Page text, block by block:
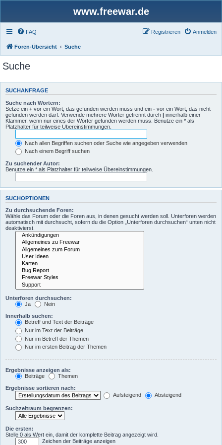
www.freewar.de
FAQ Anmelden
Registrieren
Foren-Übersicht Suche
Suche
SUCHANFRAGE
Suche nach Wörtern:
Setze ein + vor ein Wort, das gefunden werden muss und ein - vor ein Wort, das nicht
gefunden werden darf. Verwende mehrere Wörter getrennt durch | innerhalb einer
Klammer, wenn nur eines der Wörter gefunden werden muss. Benutze ein * als
Platzhalter für teilweise Übereinstimmungen.
Nach allen Begriffen suchen oder Suche wie angegeben verwenden
Nach einem Begriff suchen
Zu suchender Autor:
Benutze ein * als Platzhalter für teilweise Übereinstimmungen.
SUCHOPTIONEN
Zu durchsuchende Foren:
Wähle das Forum oder die Foren aus, in denen gesucht werden soll. Unterforen werden
automatisch mit durchsucht, sofern du die Option „Unterforen durchsuchen“ unten nicht
deaktivierst.
Unterforen durchsuchen:
Ja
Nein
Innerhalb suchen:
Betreff und Text der Beiträge
Nur im Text der Beiträge
Nur im Betreff der Themen
Nur im ersten Beitrag der Themen
Ergebnisse anzeigen als:
Beiträge
Themen
Ergebnisse sortieren nach:
Aufsteigend
Absteigend
Suchzeitraum begrenzen:
Die ersten:
Stelle 0 als Wert ein, damit der komplette Beitrag angezeigt wird.
Zeichen der Beiträge anzeigen